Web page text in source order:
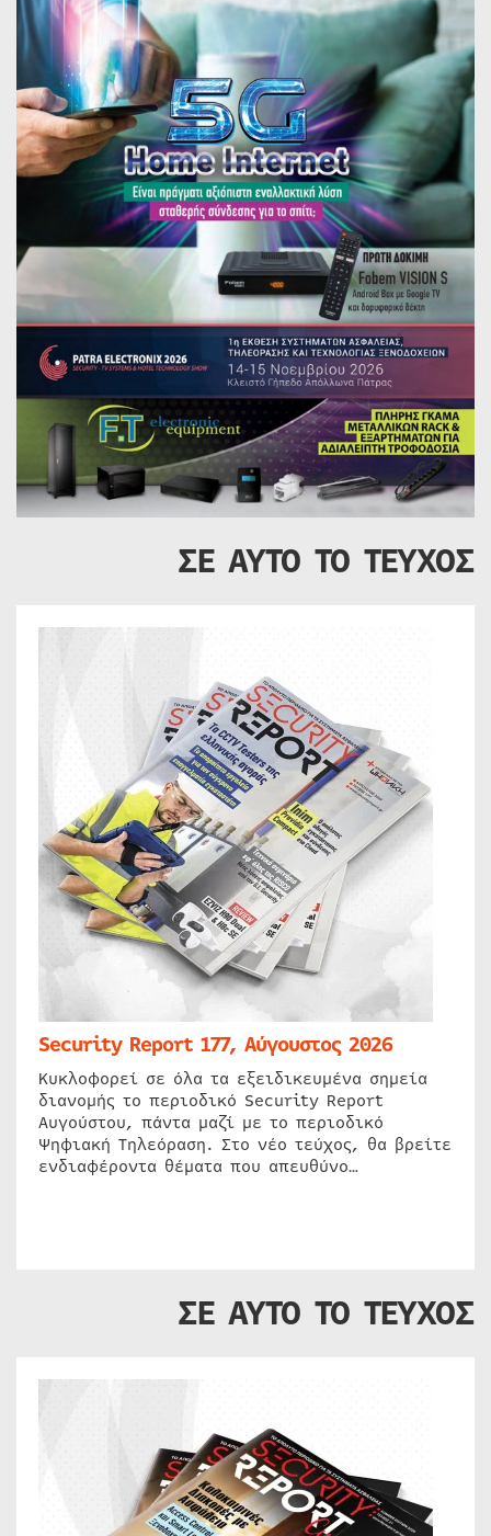
ΣΕ ΑΥΤΟ ΤΟ ΤΕΥΧΟΣ
Security Report 177, Αύγουστος 2026
Κυκλοφορεί σε όλα τα εξειδικευμένα σημεία
διανομής το περιοδικό Security Report
Αυγούστου, πάντα μαζί με το περιοδικό
Ψηφιακή Τηλεόραση. Στο νέο τεύχος, θα βρείτε
ενδιαφέροντα θέματα που απευθύνο…
ΣΕ ΑΥΤΟ ΤΟ ΤΕΥΧΟΣ